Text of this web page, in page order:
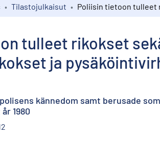
Tilastojulkaisut
tulleet rikokset
ja
kännedom samt berusade
1980